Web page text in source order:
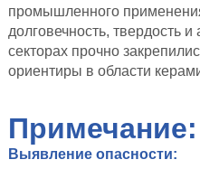
промышленного
долговечность, твердость
секторах прочно
ориентиры в области
Примечание:
Выявление опасности: